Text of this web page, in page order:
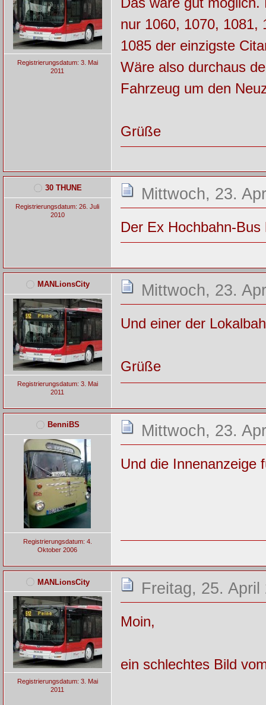
Registrierungsdatum: 3. Mai
2011
nur 1060, 1070, 1081,
1085 der einzigste
Wäre also durchaus
Fahrzeug um den
Grüße
30 THUNE
Registrierungsdatum: 26. Juli
2010
Mittwoch, 23.
Der Ex Hochbahn-
MANLionsCity
Registrierungsdatum: 3. Mai
2011
Mittwoch, 23.
Und einer der
Grüße
BenniBS
Registrierungsdatum: 4.
Oktober 2006
Mittwoch, 23.
Und die Innenanzeige
MANLionsCity
Registrierungsdatum: 3. Mai
2011
Freitag, 25. April
Moin,
ein schlechtes Bild